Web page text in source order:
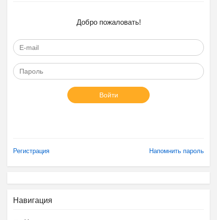
Добро пожаловать!
Войти
Регистрация Напомнить пароль
Навигация